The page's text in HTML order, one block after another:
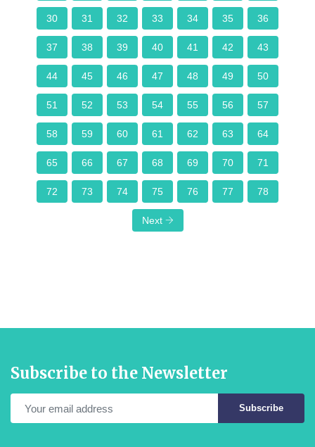
30 31 32 33 34 35 36
37 38 39 40 41 42 43
44 45 46 47 48 49 50
51 52 53 54 55 56 57
58 59 60 61 62 63 64
65 66 67 68 69 70 71
72 73 74 75 76 77 78
Next
Subscribe to the Newsletter
Subscribe